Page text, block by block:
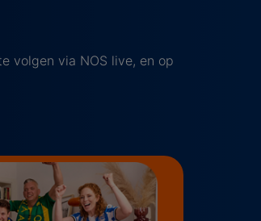
volgen via NOS live, en op